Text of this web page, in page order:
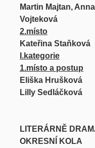
Martin Majtan,
Vojteková
2.místo
Kateřina Staňková
I.kategorie
1.místo a postup
Eliška Hrušková
Lilly Sedláčková
LITERÁRNĚ
OKRESNÍ KOLA